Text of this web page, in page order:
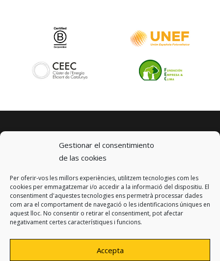
Gestionar el consentimiento
de las cookies
Per oferir-vos les millors experiències, utilitzem tecnologies com les
cookies per emmagatzemar i/o accedir a la informació del dispositiu. El
consentiment d'aquestes tecnologies ens permetrà processar dades
com ara el comportament de navegació o les identificacions úniques en
aquest lloc. No consentir o retirar el consentiment, pot afectar
negativament certes característiques i funcions.
Accepta
© 2023 km0 Energy
Carrer Baldrich 222-226
08223 Terrassa, Barcelona
info@km0.energy